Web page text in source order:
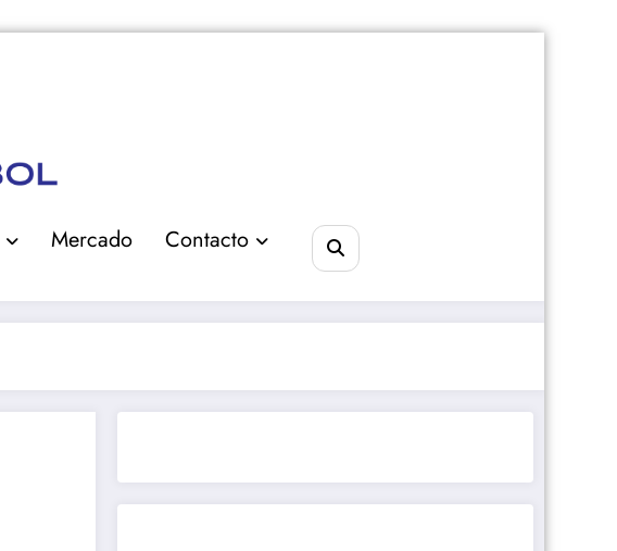
Mercado Contacto